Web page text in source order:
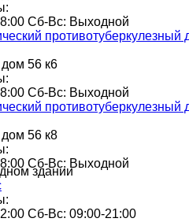
Сб-Вс: Выходной
противотуберкулезный
дом 56 к6
Сб-Вс: Выходной
противотуберкулезный
дом 56 к8
Сб-Вс: Выходной
здании
Сб-Вс: 09:00-21:00